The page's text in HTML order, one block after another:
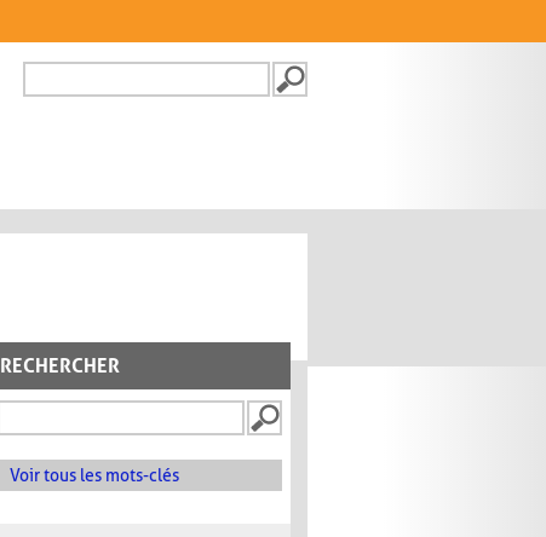
FORMULAIRE DE
RECHERCHER
Voir tous les mots-clés